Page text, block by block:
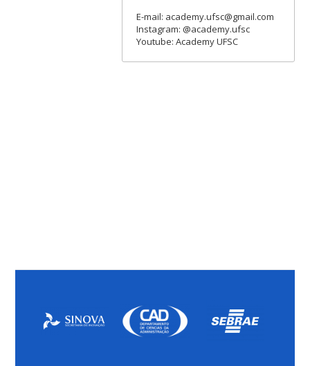
E-mail: academy.ufsc@gmail.com
Instagram: @academy.ufsc
Youtube: Academy UFSC